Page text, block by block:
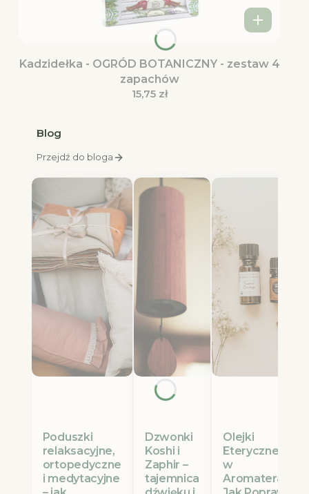
Kadzidełka - OGRÓD BOTANICZNY - zestaw 4
zapachów
Cena
15,75 zł
Blog
Przejdź do bloga
Poduszki
relaksacyjne,
ortopedyczne
i medytacyjne
Dzwonki
Koshi i
Zaphir –
tajemnica
Olejki
Eteryczne Etja
w
Aromaterapii: